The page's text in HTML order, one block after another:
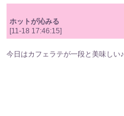
ホットが沁みる
[11-18 17:46:15]
今日はカフェラテが一段と美味しい♪